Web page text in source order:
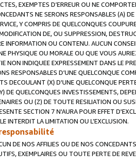
EXEMPTES D’ERREUR OU NE
NE SERONS RESPONSABLES (A)
Y COMPRIS DE QUELCONQUES
DE, OU SUPPRESSION,
INFORMATION OU CONTENU. AUCUN
PHYSIQUE OU MORALE OU QUE VOUS
NON INDIQUEE EXPRESSEMENT DANS LE
RESPONSABLES D’UNE QUELCONQUE
DECOULANT (X) D'UNE QUELCONQUE
DE QUELCONQUES INVESTISSEMENTS,
OU (Z) DE TOUTE RESILIATION OU
SECTION 7 N'AURA POUR EFFET
INTERDIT LA LIMITATION OU L’EXCLUSION.
DE NOS AFFILIES OU DE NOS
EXEMPLAIRES OU TOUTE PERTE DE